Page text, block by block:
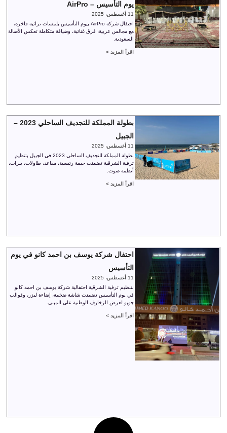
يوم التأسيس – AirPro
11 أغسطس، 2025
احتفال شركة AirPro بيوم التأسيس بلمسات تراثية فاخرة،
مع مجالس عربية، فرق غنائية، وضيافة متكاملة تعكس الأصالة
السعودية.
اقرأ المزيد >
بطولة المملكة للتجديف الساحلي 2023 –
الجبيل
11 أغسطس، 2025
بطولة المملكة للتجديف الساحلي 2023 في الجبيل بتنظيم
ترفية الشرقية تضمنت خيمة رئيسية، مقاعد، طاولات، بنرات،
أنظمة صوت.
اقرأ المزيد >
احتفال شركة يوسف بن احمد كانو في يوم
التأسيس
11 أغسطس، 2025
بتنظيم ترفية الشرقية احتفالية شركة يوسف بن احمد كانو
في يوم التأسيس تضمنت شاشة ضخمة، إضاءة ليزر، وقوالب
جوبو لعرض الزخارف الوطنية على المبنى.
اقرأ المزيد >